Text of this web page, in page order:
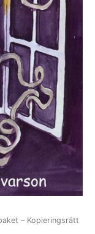
– Kopieringsrätt